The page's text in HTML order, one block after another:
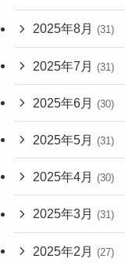
2025年8月 (31)
2025年7月 (31)
2025年6月 (30)
2025年5月 (31)
2025年4月 (30)
2025年3月 (31)
2025年2月 (27)